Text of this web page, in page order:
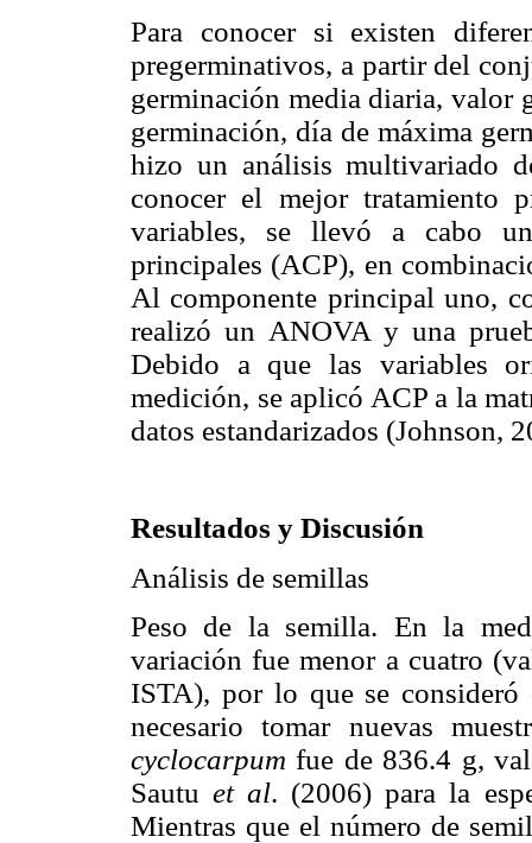
Para conocer si existen
pregerminativos, a partir del
germinación media diaria,
germinación, día de máxima
hizo un análisis multivariado
conocer el mejor tratamiento
variables, se llevó a cabo
principales (ACP), en
Al componente principal uno,
realizó un ANOVA y una
Debido a que las variables
medición, se aplicó ACP a la
datos estandarizados (Johnson,
Resultados y Discusión
Análisis de semillas
Peso de la semilla. En la
variación fue menor a cuatro
ISTA), por lo que se
necesario tomar nuevas
cyclocarpum fue de 836.4 g,
Sautuet al. (2006) para la
Mientras que el número de